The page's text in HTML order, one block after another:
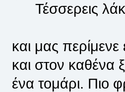
Τέσσερεις
και μας περίμενε
και στον καθένα
ένα τομάρι. Πιο